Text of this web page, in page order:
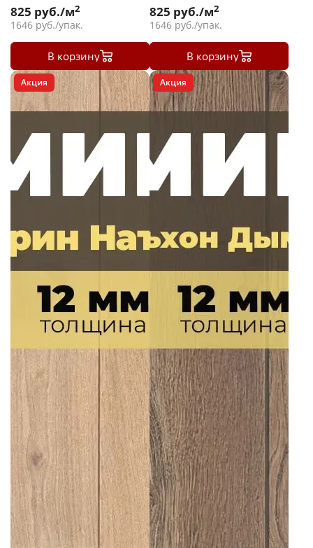
825 руб./м2
1646 руб./упак.
В корзину
825 руб./м2
1646 руб./упак.
В корзину
Акция Акция